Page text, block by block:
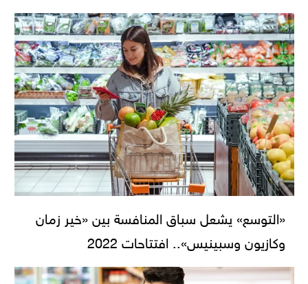
«التوسع» يشعل سباق المنافسة بين «خير زمان
وكازيون وسبينيس».. افتتاحات 2022